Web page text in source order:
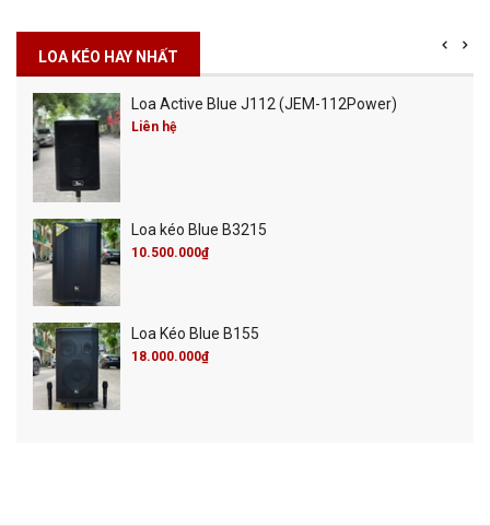
LOA KÉO HAY NHẤT
Loa Active Blue J112 (JEM-112Power)
Liên hệ
Loa kéo Blue B3215
10.500.000₫
Loa Kéo Blue B155
18.000.000₫